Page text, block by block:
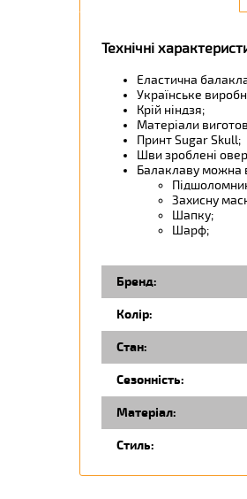
Технічні
Еластична
Українське
Крій ніндзя;
Матеріали
Принт Sugar Skull;
Шви зроблені
Балаклаву можна
Захисну
Шапку;
Шарф;
Бренд:
Колір:
Стан:
Сезонність:
Матеріал:
Стиль: